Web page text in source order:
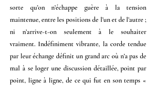
sorte qu’on n’échappe guère à la tension
maintenue, entre les positions de l’un et de l’autre ;
ni n’arrive-t-on seulement à le souhaiter
vraiment. Indéfiniment vibrante, la corde tendue
par leur échange définit un grand arc où n’a pas de
mal à se loger une discussion détaillée, point par
point, ligne à ligne, de ce qui fut en son temps «